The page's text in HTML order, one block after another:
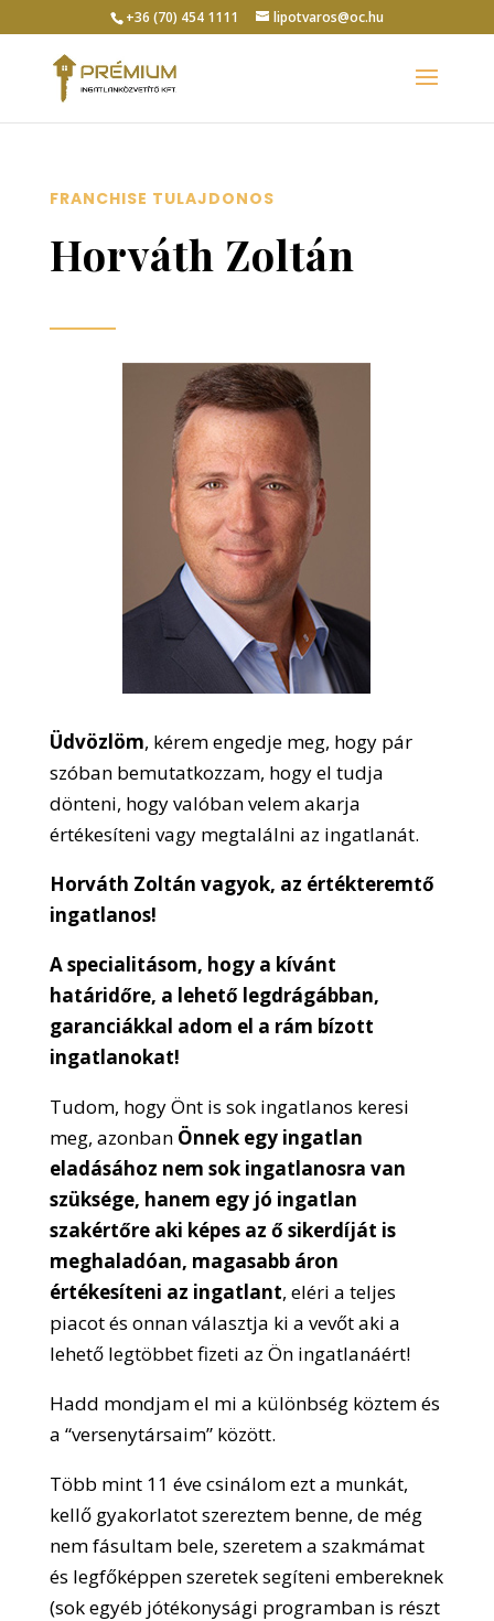
+36 (70) 454 1111 lipotvaros@oc.hu
FRANCHISE TULAJDONOS
Horváth Zoltán
Üdvözlöm, kérem engedje meg, hogy pár
szóban bemutatkozzam, hogy el tudja
dönteni, hogy valóban velem akarja
értékesíteni vagy megtalálni az ingatlanát.
Horváth Zoltán vagyok, az értékteremtő
ingatlanos!
A specialitásom, hogy a kívánt
határidőre, a lehető legdrágábban,
garanciákkal adom el a rám bízott
ingatlanokat!
Tudom, hogy Önt is sok ingatlanos keresi
meg, azonban Önnek egy ingatlan
eladásához nem sok ingatlanosra van
szüksége, hanem egy jó ingatlan
szakértőre aki képes az ő sikerdíját is
meghaladóan, magasabb áron
értékesíteni az ingatlant, eléri a teljes
piacot és onnan választja ki a vevőt aki a
lehető legtöbbet fizeti az Ön ingatlanáért!
Hadd mondjam el mi a különbség köztem és
a “versenytársaim” között.
Több mint 11 éve csinálom ezt a munkát,
kellő gyakorlatot szereztem benne, de még
nem fásultam bele, szeretem a szakmámat
és legfőképpen szeretek segíteni embereknek
(sok egyéb jótékonysági programban is részt